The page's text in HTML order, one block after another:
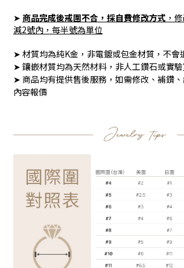
➤ 商品完成後戒圍不合，採自費修改方式 ，
減2號內，每半號為單位
➤ 材質均為純K金，非電鍍或包金材質，不會
➤ 鑲嵌材質均為天然材料，非人工鑽石或實驗
➤ 商品均有提供售後服務，如需修改、補鑽
內容報價